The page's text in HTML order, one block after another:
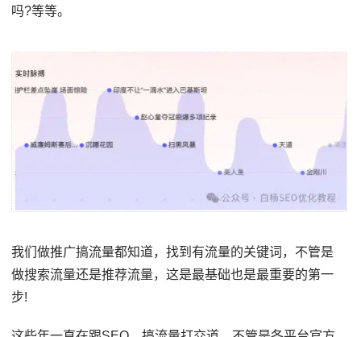
吗?等等。
我们做推广搞流量都知道，找到有流量的关键词，不管是
做搜索流量还是推荐流量，这是最基础也是最重要的第一
步!